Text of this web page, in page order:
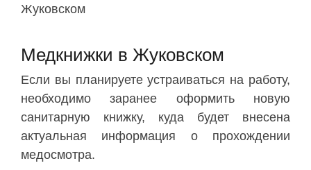
Жуковском
Медкнижки в Жуковском
Если вы планируете устраиваться на работу,
необходимо заранее оформить новую
санитарную книжку, куда будет внесена
актуальная информация о прохождении
медосмотра.